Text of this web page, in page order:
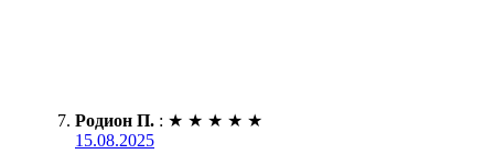
Родион П. : ★ ★ ★ ★ ★
15.08.2025